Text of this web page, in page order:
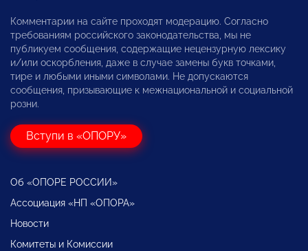
Комментарии на сайте проходят модерацию. Согласно
требованиям российского законодательства, мы не
публикуем сообщения, содержащие нецензурную лексику
и/или оскорбления, даже в случае замены букв точками,
тире и любыми иными символами. Не допускаются
сообщения, призывающие к межнациональной и социальной
розни.
Вступи в «ОПОРУ»
Об «ОПОРЕ РОССИИ»
Ассоциация «НП «ОПОРА»
Новости
Комитеты и Комиссии